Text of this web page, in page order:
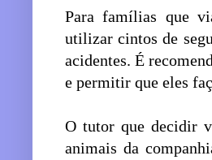
Para famílias que
utilizar cintos de
acidentes. É
e permitir que eles
O tutor que decidir
animais da